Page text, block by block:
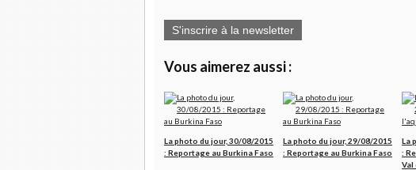
S'inscrire à la newsletter
Vous aimerez aussi :
La photo du jour, 30/08/2015
: Reportage au Burkina Faso
La photo du jour, 29/08/2015
: Reportage au Burkina Faso
La
:
Val